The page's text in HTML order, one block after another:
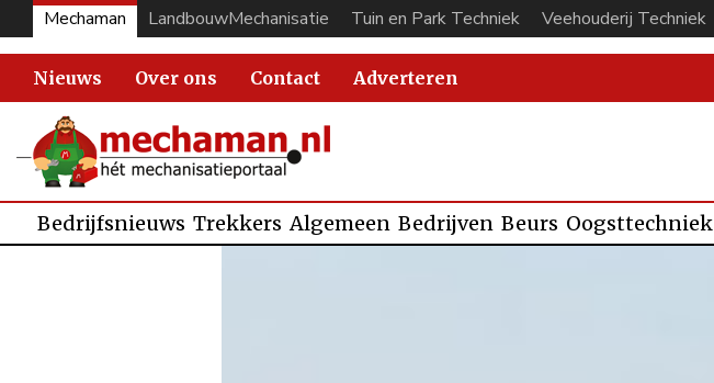
Mechaman LandbouwMechanisatie Tuin en Park Techniek Veehouderij Techniek
Nieuws Over ons Contact Adverteren
Bedrijfsnieuws Trekkers Algemeen Bedrijven Beurs Oogsttechniek